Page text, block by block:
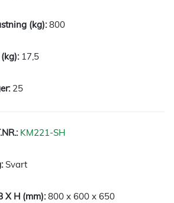
800
17,5
25
KM221-SH
Svart
800 x 600 x 650